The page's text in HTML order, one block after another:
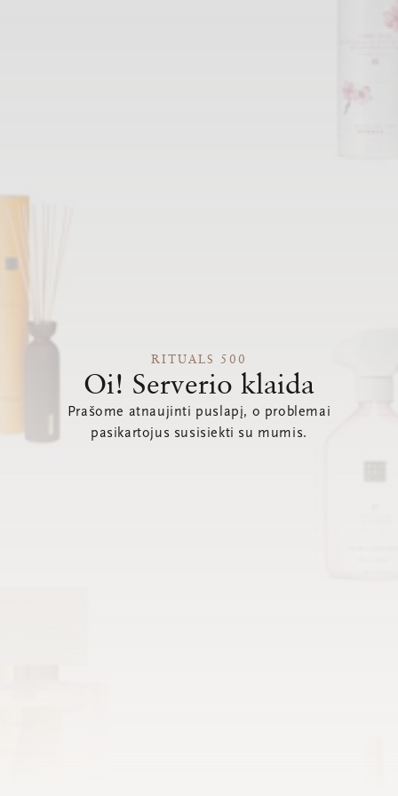
RITUALS 500
Oi! Serverio klaida
Prašome atnaujinti puslapį, o problemai
pasikartojus susisiekti su mumis.